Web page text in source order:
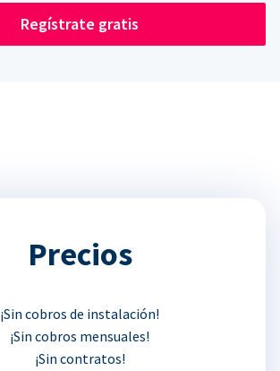
Regístrate gratis
Precios
¡Sin cobros de instalación!
¡Sin cobros mensuales!
¡Sin contratos!